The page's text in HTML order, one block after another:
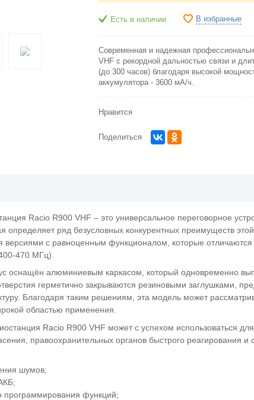
Есть в наличии В избранные
Современная и надежная
VHF с рекордной дальностью связи и
(до 300 часов) благодаря высокой
аккумулятора - 3600 мА/ч.
Нравится
Поделиться
Racio R900 VHF – это универсальное переговорное
определяет ряд безусловных конкурентных преимуществ
версиями с равноценным функционалом, которые
470 МГц).
оснащён алюминиевым каркасом, который одновременно
герметично закрываются резиновыми заглушками,
Благодаря таким решениям, эта модель может
областью применения.
Racio R900 VHF может с успехом использоваться
правоохранительных органов быстрого реагирования и
шумов;
программирования функций;